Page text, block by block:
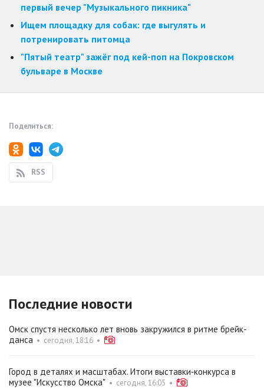
первый вечер "Музыкального пикника"
Ищем площадку для собак: где выгулять и
потренировать питомца
"Пятый театр" зажёг под кей-поп на Покровском
бульваре в Москве
Поделиться:
RSS
Последние новости
Омск спустя несколько лет вновь закружился в ритме брейк-
данса • сегодня, 18:16 •
Город в деталях и масштабах. Итоги выставки‑конкурса в
музее "Искусство Омска" • сегодня, 16:05 •